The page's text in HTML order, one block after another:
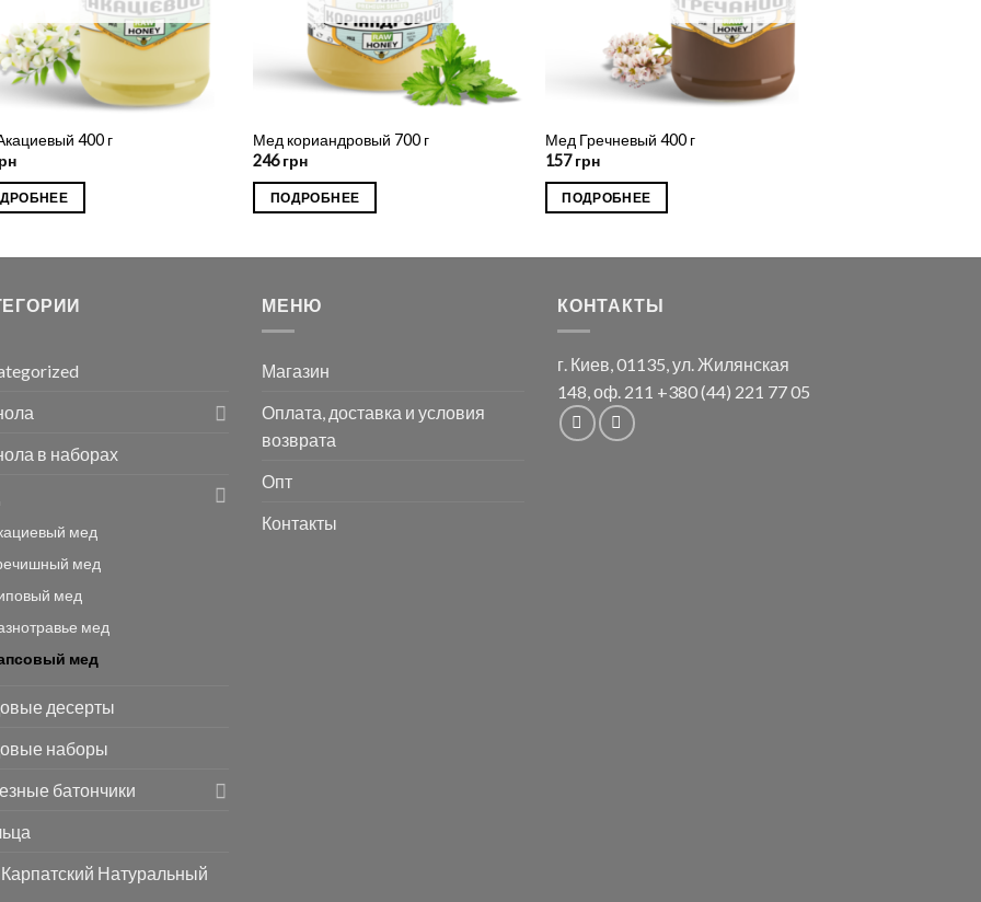
400 г
Мед кориандровый 700 г
246грн
ПОДРОБНЕЕ
Мед Гречневый 400 г
157грн
ПОДРОБНЕЕ
в наборах
мед
мед
мед
мед
мед
десерты
наборы
батончики
Натуральный
МЕНЮ
Магазин
Оплата, доставка и условия
возврата
Опт
Контакты
КОНТАКТЫ
г. Киев, 01135, ул. Жилянская
148, оф. 211 +380 (44) 221 77 05